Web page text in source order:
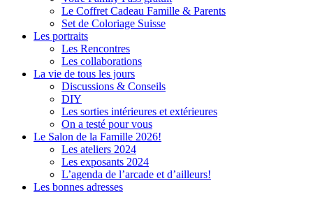
Le Coffret Cadeau Famille & Parents
Set de Coloriage Suisse
Les portraits
Les Rencontres
Les collaborations
La vie de tous les jours
Discussions & Conseils
DIY
Les sorties intérieures et extérieures
On a testé pour vous
Le Salon de la Famille 2026!
Les ateliers 2024
Les exposants 2024
L’agenda de l’arcade et d’ailleurs!
Les bonnes adresses